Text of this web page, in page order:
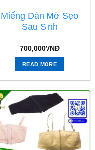
Miếng Dán Mờ Sẹo
Sau Sinh
700,000VNĐ
READ MORE